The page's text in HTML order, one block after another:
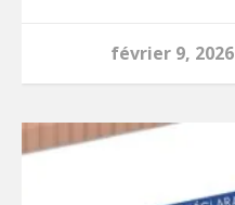
février 9, 2026